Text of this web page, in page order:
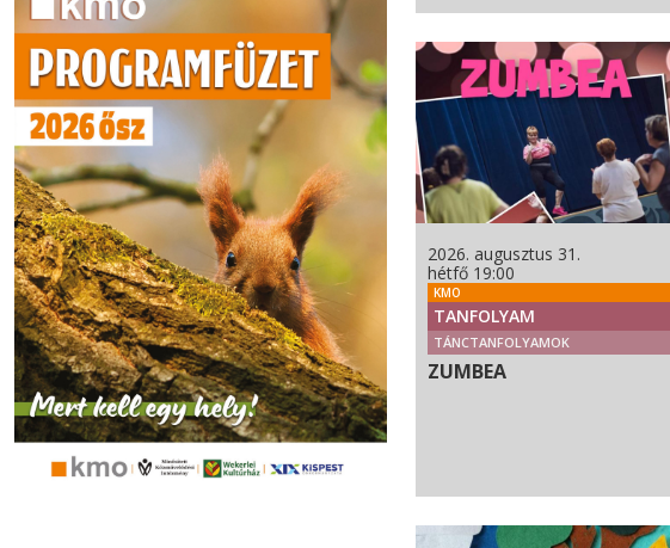
2026. augusztus 31.
hétfő 19:00
KMO
TANFOLYAM
TÁNCTANFOLYAMOK
ZUMBEA